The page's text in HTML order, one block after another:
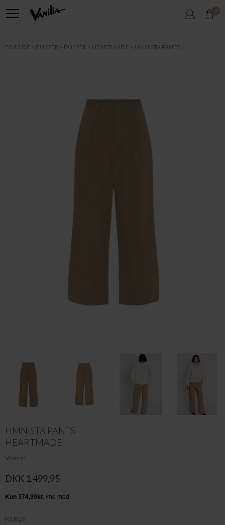
0
FORSIDE BUKSER BUKSER HEARTMADE HMNISTA PANTS
HMNISTA PANTS
HEARTMADE
Varenr.
DKK 1.499,95
FARVE